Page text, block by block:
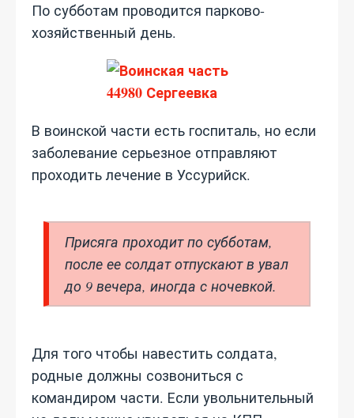
По субботам проводится парково-
хозяйственный день.
В воинской части есть госпиталь, но если
заболевание серьезное отправляют
проходить лечение в Уссурийск.
Присяга проходит по субботам,
после ее солдат отпускают в увал
до 9 вечера, иногда с ночевкой.
Для того чтобы навестить солдата,
родные должны созвониться с
командиром части. Если увольнительный